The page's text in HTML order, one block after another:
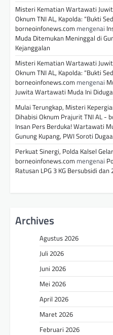
Misteri Kematian Wartawati
Oknum TNI AL, Kapolda: “Bukti
borneoinfonews.com mengenai
Muda Ditemukan Meninggal di
Kejanggalan
Misteri Kematian Wartawati
Oknum TNI AL, Kapolda: “Bukti
borneoinfonews.com mengenai
Juwita Wartawati Muda Ini
Mulai Terungkap, Misteri
Dihabisi Oknum Prajurit TNI AL -
Insan Pers Berduka! Wartawati
Gunung Kupang, PWI Soroti
Perkuat Sinergi, Polda Kalsel
borneoinfonews.com mengenai
Ratusan LPG 3 KG Bersubsidi dan
Archives
Agustus 2026
Juli 2026
Juni 2026
Mei 2026
April 2026
Maret 2026
Februari 2026